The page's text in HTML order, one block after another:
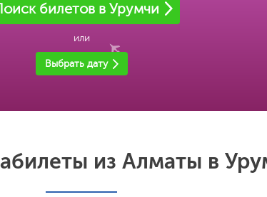
билетов в Урумчи
или
Выбрать дату
из Алматы в